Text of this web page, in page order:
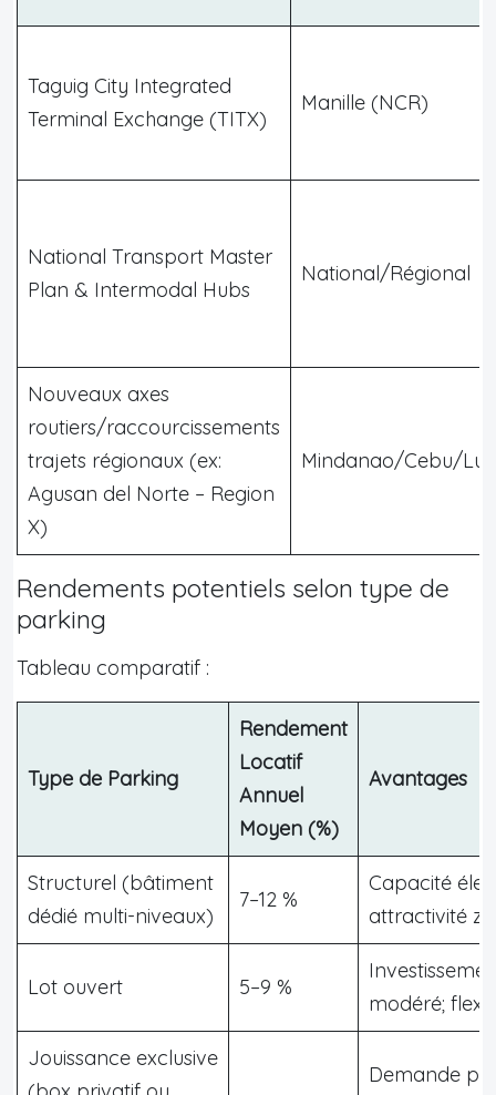
Taguig City Integrated
Terminal Exchange (TITX)
Manille (NCR)
National Transport Master
Plan & Intermodal Hubs
National/Régional
Nouveaux axes
routiers/raccourcissements
trajets régionaux (ex:
Agusan del Norte – Region
X)
Mindanao/Cebu/
Rendements potentiels selon type de
parking
Tableau comparatif :
Type de Parking
Rendement
Locatif
Annuel
Moyen (%)
Avantages
Structurel (bâtiment
dédié multi-niveaux)
7–12 %
Capacité
attractivité
Lot ouvert 5–9 %
modéré;
Jouissance exclusive
Demande